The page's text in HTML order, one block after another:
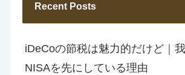
Recent Posts
iDeCoの節税は魅力的だけど｜
NISAを先にしている理由